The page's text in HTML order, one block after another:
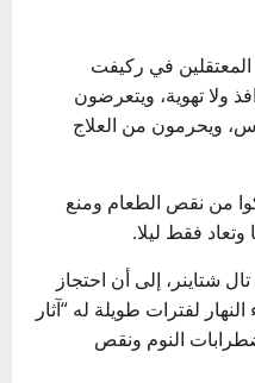
في ركيفت
ولا تهوية، ويتعرضون
ويحرمون من العلاج
من نقص الطعام ومنع
فقط ليلا.
شتاينر، إلى أن احتجاز
لفترات طويلة له “آثار
النوم ونقص